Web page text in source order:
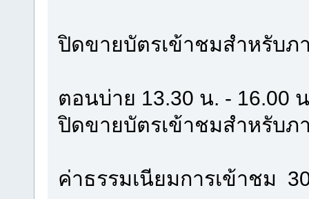
ปิดขายบัตรเข้าชมสำหรับภ
ตอนบ่าย 13.30 น. - 16.00
ปิดขายบัตรเข้าชมสำหรับภ
ค่าธรรมเนียมการเข้าชม